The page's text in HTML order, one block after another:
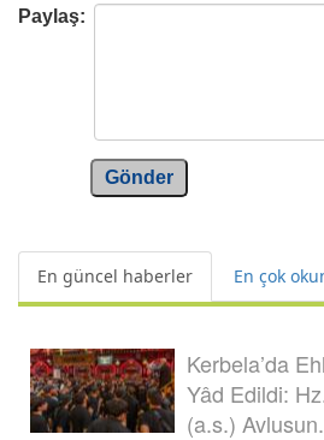
Paylaş:
Gönder
En güncel haberler En çok
Kerbela’da
Yâd Edildi:
(a.s.)